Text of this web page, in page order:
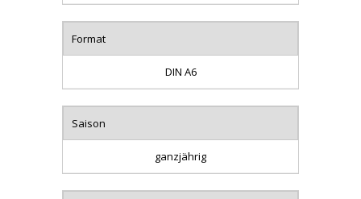
Format
DIN A6
Saison
ganzjährig